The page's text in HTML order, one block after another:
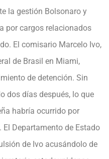
la gestión Bolsonaro y
por cargos relacionados
El comisario Marcelo Ivo,
de Brasil en Miami,
de detención. Sin
dos días después, lo que
habría ocurrido por
Departamento de Estado
de Ivo acusándolo de